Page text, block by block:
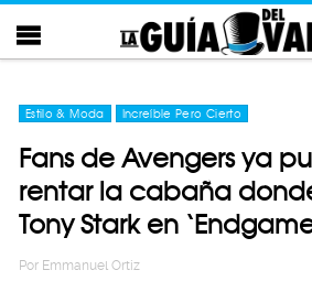
Estilo & Moda Increíble Pero Cierto
Fans de Avengers ya
rentar la cabaña
Tony Stark en
Por Emmanuel Ortiz